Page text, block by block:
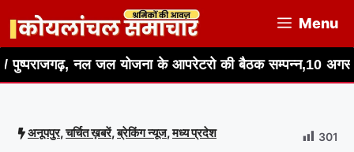
content
Menu
जल योजना के आपरेटरो की बैठक सम्पन्न,10 अगस्त को जेल
अनूपपुर,चर्चित ख़बरें,ब्रेकिंग न्यूज,मध्य प्रदेश 301